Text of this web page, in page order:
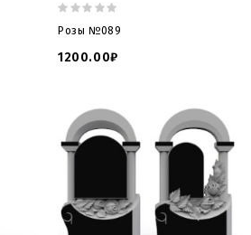
Розы №089
1200.00₽